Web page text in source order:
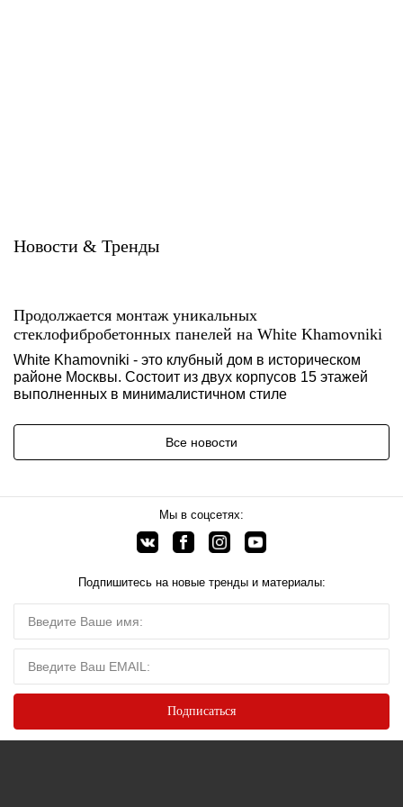
Новости & Тренды
Продолжается монтаж уникальных
стеклофибробетонных панелей на White Khamovniki
White Khamovniki - это клубный дом в историческом
районе Москвы. Состоит из двух корпусов 15 этажей
выполненных в минималистичном стиле
Все новости
Мы в соцсетях:
Подпишитесь на новые тренды и материалы: